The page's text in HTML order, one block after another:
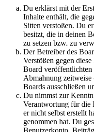
Du erklärst mit der
Inhalte enthält, die
Sitten verstoßen. Du
besitzt, die in deinen
zu setzen bzw. zu
Der Betreiber des
Verstößen gegen
Board veröffentlichten
Abmahnung zeitweise
Boards ausschließen
Du nimmst zur
Verantwortung für die
er nicht selbst erstellt
genommen hat. Du
Benutzerkonto,